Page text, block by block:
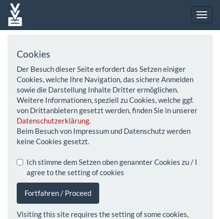
Cookies
Der Besuch dieser Seite erfordert das Setzen einiger
Cookies, welche Ihre Navigation, das sichere Anmelden
sowie die Darstellung Inhalte Dritter ermöglichen.
Weitere Informationen, speziell zu Cookies, welche ggf.
von Drittanbietern gesetzt werden, finden Sie in unserer
Datenschutzerklärung.
Beim Besuch von Impressum und Datenschutz werden
keine Cookies gesetzt.
Ich stimme dem Setzen oben genannter Cookies zu / I
agree to the setting of cookies
Fortfahren / Proceed
Visiting this site requires the setting of some cookies,